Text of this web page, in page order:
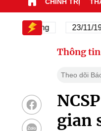
Đảng 23/11/1945 -
Thông
Theo dõi
gian